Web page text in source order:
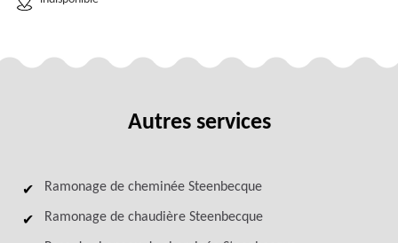
Autres services
Ramonage de cheminée Steenbecque
Ramonage de chaudière Steenbecque